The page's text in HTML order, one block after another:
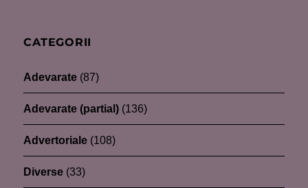
CATEGORII
Adevarate (87)
Adevarate (partial) (136)
Advertoriale (108)
Diverse (33)